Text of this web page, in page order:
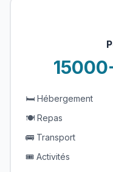
🛏️ Hébergement
🍽️ Repas
🚌 Transport
🎟️ Activités